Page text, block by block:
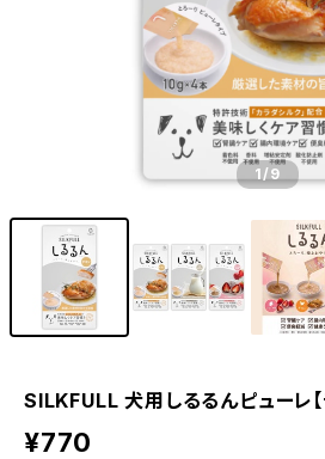
1/9
SILKFULL 犬用しるるんピューレ【
¥770